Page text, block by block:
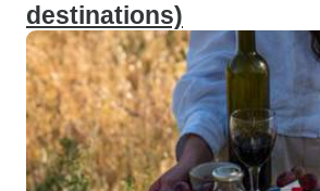
destinations)